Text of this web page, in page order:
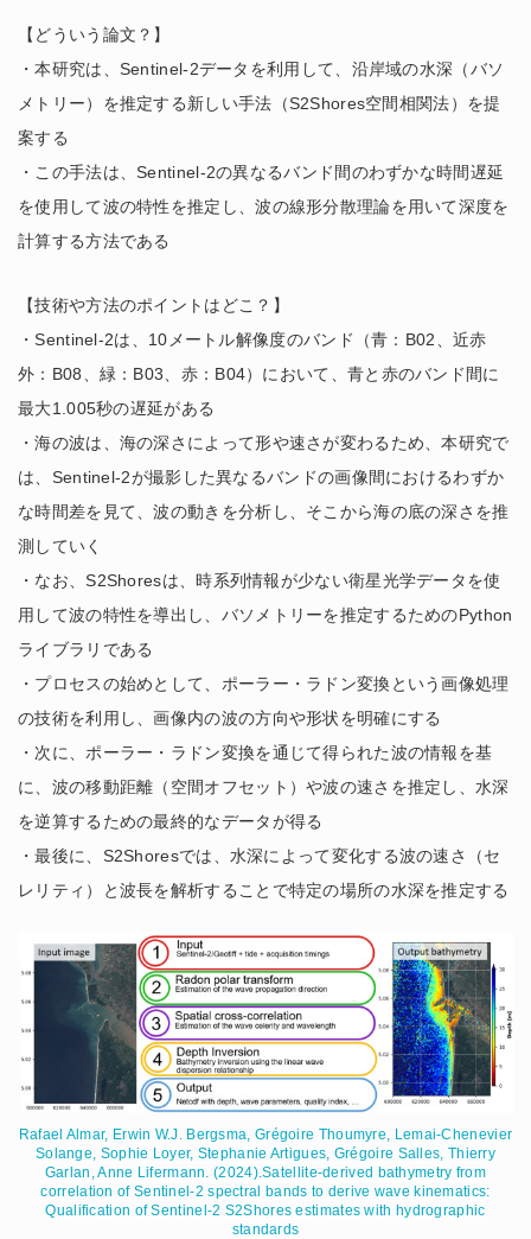
【どういう論文？】
・本研究は、Sentinel-2データを利用して、沿岸域の水深（バソ
メトリー）を推定する新しい手法（S2Shores空間相関法）を提
案する
・この手法は、Sentinel-2の異なるバンド間のわずかな時間遅延
を使用して波の特性を推定し、波の線形分散理論を用いて深度を
計算する方法である
【技術や方法のポイントはどこ？】
・Sentinel-2は、10メートル解像度のバンド（青：B02、近赤
外：B08、緑：B03、赤：B04）において、青と赤のバンド間に
最大1.005秒の遅延がある
・海の波は、海の深さによって形や速さが変わるため、本研究で
は、Sentinel-2が撮影した異なるバンドの画像間におけるわずか
な時間差を見て、波の動きを分析し、そこから海の底の深さを推
測していく
・なお、S2Shoresは、時系列情報が少ない衛星光学データを使
用して波の特性を導出し、バソメトリーを推定するためのPython
ライブラリである
・プロセスの始めとして、ポーラー・ラドン変換という画像処理
の技術を利用し、画像内の波の方向や形状を明確にする
・次に、ポーラー・ラドン変換を通じて得られた波の情報を基
に、波の移動距離（空間オフセット）や波の速さを推定し、水深
を逆算するための最終的なデータが得る
・最後に、S2Shoresでは、水深によって変化する波の速さ（セ
レリティ）と波長を解析することで特定の場所の水深を推定する
Rafael Almar, Erwin W.J. Bergsma, Grégoire Thoumyre, Lemai-Chenevier
Solange, Sophie Loyer, Stephanie Artigues, Grégoire Salles, Thierry
Garlan, Anne Lifermann. (2024).Satellite-derived bathymetry from
correlation of Sentinel-2 spectral bands to derive wave kinematics:
Qualification of Sentinel-2 S2Shores estimates with hydrographic
standards